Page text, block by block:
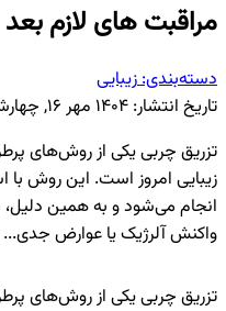
مراقبت های لازم
دسته‌بندی:زیبایی
تاریخ انتشار: ۱۴۰۴ مهر ۱۶, چهارشنبه ساعت ۱۱:۱۸
تزریق چربی یکی از روش‌های
زیبایی امروز است. این روش با
انجام می‌شود و به همین دلیل،
واکنش آلرژیک یا عوارض جدی...
تزریق چربی یکی از روش‌های